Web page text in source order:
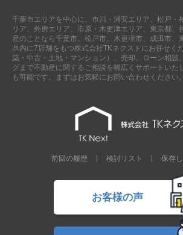
千葉市エリアを中心に、市川・浦安エリア、松戸・
リア、外房エリア、市原・木更津エリア、東京都、
産のことなら千葉市、松戸市、木更津市、成田市、
県内に7店舗をもつ株式会社TKネクストにお任せく
築・中古・土地・マンション）、売却、ローン相談
グまで不動産に関するご相談を幅広くサポートいた
も可能です。まずはお気軽にお問い合わせください。
前回の履歴 検討リスト 保存
お客様の声